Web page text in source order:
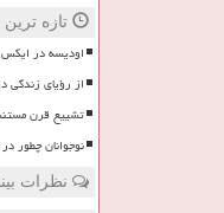
تازه
اودیسه در ایکس
از رؤیای زندگی
تشییع قرن
نوجوانان چطور
نظرات